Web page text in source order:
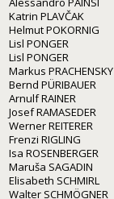
Katrin PLAVČAK
Helmut POKORNIG
Lisl PONGER
Lisl PONGER
Markus PRACHENSKY
Bernd PÜRIBAUER
Arnulf RAINER
Josef RAMASEDER
Werner REITERER
Frenzi RIGLING
Isa ROSENBERGER
Maruša SAGADIN
Elisabeth SCHMIRL
Walter SCHMÖGNER